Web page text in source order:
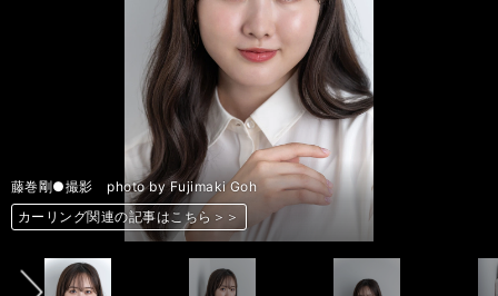
カーリング関連の記事はこちら＞＞
カーリング関連の記事はこちら＞＞
カーリング関連の記事はこちら＞＞
カーリング関連の記事はこちら＞＞
カーリング関連の記事はこちら＞＞
カーリング関連の記事はこちら＞＞
カーリング関連の記事はこちら＞＞
藤巻剛●撮影 photo by Fujimaki Goh
カーリング関連の記事はこちら＞＞
前へ